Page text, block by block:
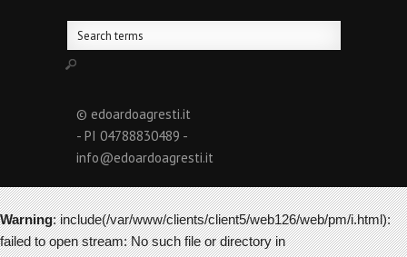
© edoardoagresti.it
- PI 04788830489 -
info@edoardoagresti.it
Warning: include(/var/www/clients/client5/web126/web/pm/i.html):
failed to open stream: No such file or directory in